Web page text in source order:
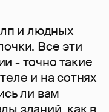
и людных
Все эти
- точно такие
и на сотнях
ли вам